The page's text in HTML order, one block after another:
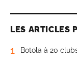
LES ARTICLES
1 Botola à 20